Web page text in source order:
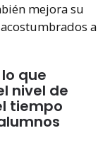
mejora su
a
que
nivel de
tiempo